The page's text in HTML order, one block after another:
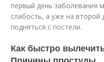
первый день заболевания
слабость, а уже на
подняться с постели.
Как быстро